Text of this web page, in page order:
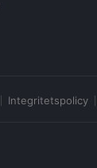
Integritetspolicy